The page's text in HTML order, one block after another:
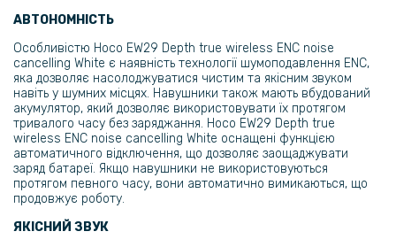
АВТОНОМНІСТЬ
Особливістю Hoco EW29 Depth true wireless ENC noise
cancelling White є наявність технології шумоподавлення ENC,
яка дозволяє насолоджуватися чистим та якісним звуком
навіть у шумних місцях. Навушники також мають вбудований
акумулятор, який дозволяє використовувати їх протягом
тривалого часу без заряджання. Hoco EW29 Depth true
wireless ENC noise cancelling White оснащені функцією
автоматичного відключення, що дозволяє заощаджувати
заряд батареї. Якщо навушники не використовуються
протягом певного часу, вони автоматично вимикаються, що
продовжує роботу.
ЯКІСНИЙ ЗВУК